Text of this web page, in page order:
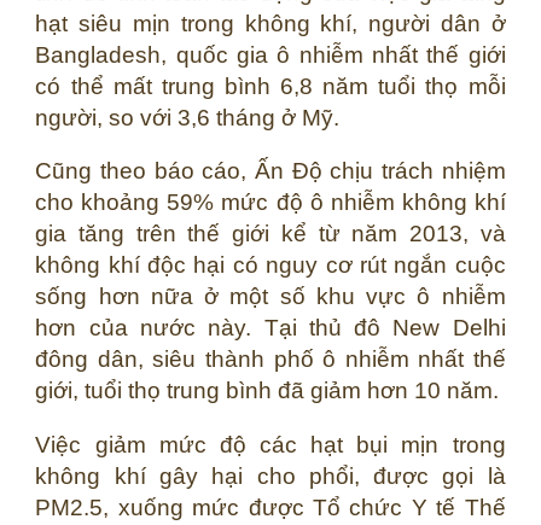
hạt siêu mịn trong không khí, người dân ở
Bangladesh, quốc gia ô nhiễm nhất thế giới
có thể mất trung bình 6,8 năm tuổi thọ mỗi
người, so với 3,6 tháng ở Mỹ.
Cũng theo báo cáo, Ấn Độ chịu trách nhiệm
cho khoảng 59% mức độ ô nhiễm không khí
gia tăng trên thế giới kể từ năm 2013, và
không khí độc hại có nguy cơ rút ngắn cuộc
sống hơn nữa ở một số khu vực ô nhiễm
hơn của nước này. Tại thủ đô New Delhi
đông dân, siêu thành phố ô nhiễm nhất thế
giới, tuổi thọ trung bình đã giảm hơn 10 năm.
Việc giảm mức độ các hạt bụi mịn trong
không khí gây hại cho phổi, được gọi là
PM2.5, xuống mức được Tổ chức Y tế Thế